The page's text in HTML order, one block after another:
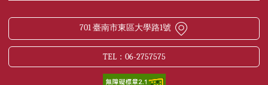
701 臺南市東區大學路1號
TEL：06-2757575